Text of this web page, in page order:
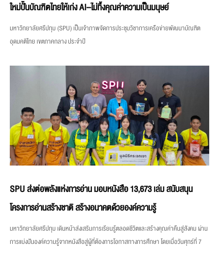
ใหม่ปั้นบัณฑิตไทยให้เก่ง AI–ไม่ทิ้งคุณค่าความเป็นมนุษย์
มหาวิทยาลัยศรีปทุม (SPU) เป็นเจ้าภาพจัดการประชุมวิชาการเครือข่ายพัฒนาบัณฑิต
อุดมคติไทย เขตภาคกลาง ประจำปี
SPU ส่งต่อพลังแห่งการอ่าน มอบหนังสือ 13,673 เล่ม สนับสนุน
โครงการอ่านสร้างชาติ สร้างอนาคตด้วยองค์ความรู้
มหาวิทยาลัยศรีปทุม เดินหน้าส่งเสริมการเรียนรู้ตลอดชีวิตและสร้างคุณค่าคืนสู่สังคม ผ่าน
การแบ่งปันองค์ความรู้จากหนังสือสู่ผู้ที่ต้องการโอกาสทางการศึกษา โดยเมื่อวันศุกร์ที่ 7